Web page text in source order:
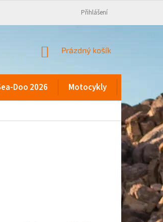
Přihlášení
NÁKUPNÍ
Prázdný košík
Doo 2026 Motocykly